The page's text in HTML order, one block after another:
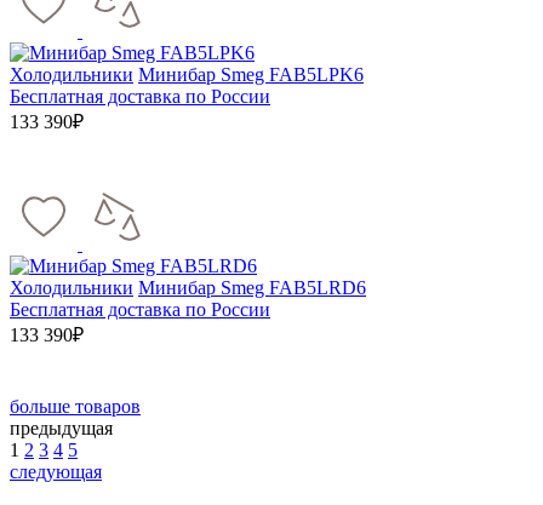
Холодильники Минибар Smeg FAB5LPK6
Бесплатная доставка по России
133 390₽
Холодильники Минибар Smeg FAB5LRD6
Бесплатная доставка по России
133 390₽
больше товаров
предыдущая
1 2 3 4 5
следующая